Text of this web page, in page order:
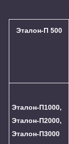
Эталон-П 500
Эталон-П1000,
Эталон-П2000,
Эталон-П3000